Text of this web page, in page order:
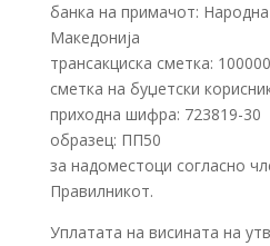
банка на примачот:
Македонија
трансакциска сметка:
сметка на буџетски
приходна шифра: 723819-30
образец: ПП50
за надоместоци согласно
Правилникот.
Уплатата на висината на